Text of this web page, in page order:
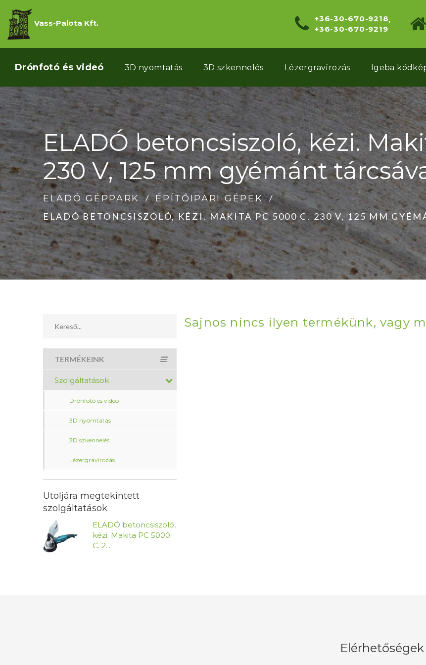
Vass-Palota Kft.
+36-30-670-9218
+36-30-670-9219
Drónfotó és videó 3D nyomtatás 3D szkennelés Lézergravírozás Igeba
ELADÓ betoncsiszoló, kézi.
230 V, 125 mm gyémánt
ELADÓ GÉPPARK
ÉPÍTŐIPARI GÉPEK
ELADÓ BETONCSISZOLÓ, KÉZI. MAKITA PC 5000 C. 230 V, 125 MM
TERMÉKEINK
Szolgáltatások
Drónfotó és videó
3D nyomtatás
3D szkennelés
Lézergravírozás
Utoljára megtekintett
szolgáltatások
ELADÓ betoncsiszoló,
kézi. Makita PC 5000
C. 2...
Sajnos nincs ilyen termékünk, vagy
Elérhetőségek